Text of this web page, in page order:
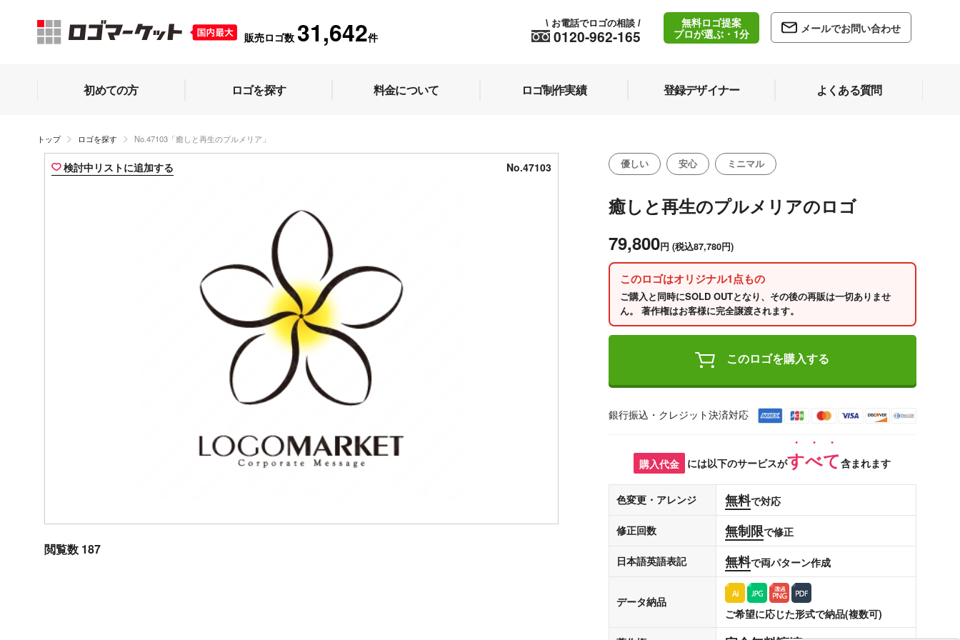
販売ロゴ数 31,642件 0120-962-165
\ お電話でロゴの相談 /
無料ロゴ提案
プロが選ぶ・1分
メールでお問い合わせ
初めての方 ロゴを探す 料金について ロゴ制作実績 登録デザイナー よくある質問
トップ ロゴを探す No.47103「癒しと再生のプルメリア」
検討中リストに追加する No.47103
閲覧数 187
優しい 安心 ミニマル
癒しと再生のプルメリアのロゴ
79,800円 (税込87,780円)
このロゴはオリジナル1点もの
ご購入と同時にSOLD OUTとなり、その後の再販は一切ありませ
ん。 著作権はお客様に完全譲渡されます。
このロゴを購入する
銀行振込・クレジット決済対応
購入代金 には以下のサービスがすべて含まれます
色変更・アレンジ 無料で対応
修正回数 無制限で修正
日本語英語表記 無料で両パターン作成
データ納品
ご希望に応じた形式で納品(複数可)